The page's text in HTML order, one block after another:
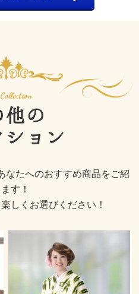
他の
ション
なたへのおすすめ商品をご紹
す！
しくお選びください！